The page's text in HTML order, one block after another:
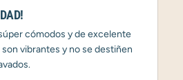
cómodos y de excelente
vibrantes y no se destiñen